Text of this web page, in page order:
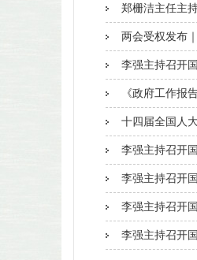
郑栅洁主任主
两会受权发布
李强主持召开
《政府工作报
十四届全国人
李强主持召开
李强主持召开
李强主持召开
李强主持召开